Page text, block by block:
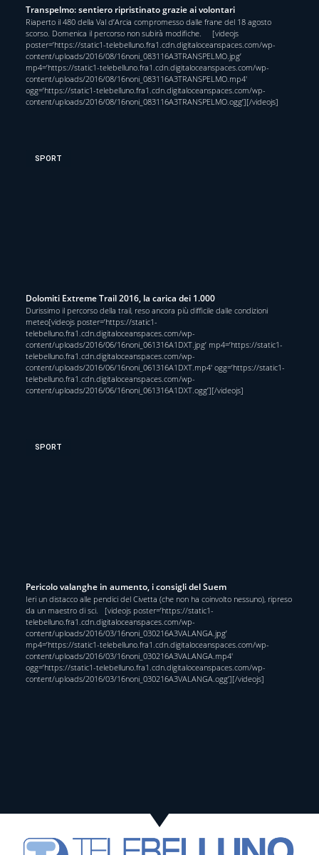
Transpelmo: sentiero ripristinato grazie ai volontari
Riaperto il 480 della Val d’Arcia compromesso dalle frane del 18 agosto
scorso. Domenica il percorso non subirà modifiche. [videojs
poster=’https://static1-telebelluno.fra1.cdn.digitaloceanspaces.com/wp-
content/uploads/2016/08/16noni_083116A3TRANSPELMO.jpg’
mp4=’https://static1-telebelluno.fra1.cdn.digitaloceanspaces.com/wp-
content/uploads/2016/08/16noni_083116A3TRANSPELMO.mp4′
ogg=’https://static1-telebelluno.fra1.cdn.digitaloceanspaces.com/wp-
content/uploads/2016/08/16noni_083116A3TRANSPELMO.ogg’][/videojs]
SPORT
Dolomiti Extreme Trail 2016, la carica dei 1.000
Durissimo il percorso della trail, reso ancora più difficile dalle condizioni
meteo[videojs poster=’https://static1-
telebelluno.fra1.cdn.digitaloceanspaces.com/wp-
content/uploads/2016/06/16noni_061316A1DXT.jpg’ mp4=’https://static1-
telebelluno.fra1.cdn.digitaloceanspaces.com/wp-
content/uploads/2016/06/16noni_061316A1DXT.mp4′ ogg=’https://static1-
telebelluno.fra1.cdn.digitaloceanspaces.com/wp-
content/uploads/2016/06/16noni_061316A1DXT.ogg’][/videojs]
SPORT
Pericolo valanghe in aumento, i consigli del Suem
Ieri un distacco alle pendici del Civetta (che non ha coinvolto nessuno), ripreso
da un maestro di sci. [videojs poster=’https://static1-
telebelluno.fra1.cdn.digitaloceanspaces.com/wp-
content/uploads/2016/03/16noni_030216A3VALANGA.jpg’
mp4=’https://static1-telebelluno.fra1.cdn.digitaloceanspaces.com/wp-
content/uploads/2016/03/16noni_030216A3VALANGA.mp4′
ogg=’https://static1-telebelluno.fra1.cdn.digitaloceanspaces.com/wp-
content/uploads/2016/03/16noni_030216A3VALANGA.ogg’][/videojs]